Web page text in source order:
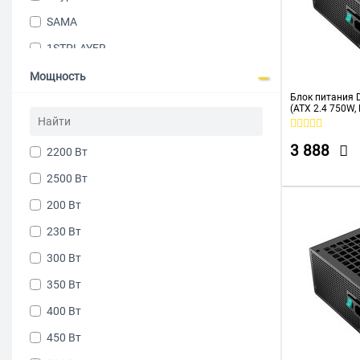
SAMA
1STPLAYER
ACCORD
ADATA
AEROCOOL
Asus
CHIEFTEC
COOLER MASTER
CORSAIR
Deepcool
Digma
ExeGate
Мощность
2200 Вт
2500 Вт
200 Вт
230 Вт
300 Вт
350 Вт
400 Вт
450 Вт
Блок питания
(ATX 2.4
Plus, Active
3 888